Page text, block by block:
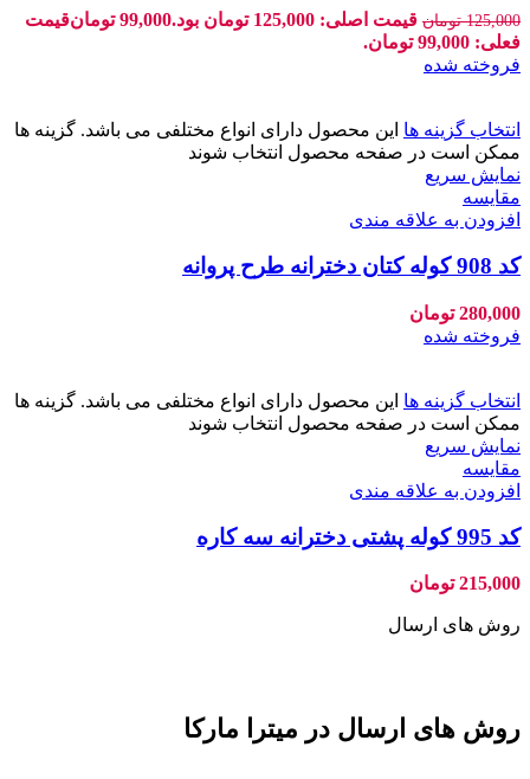
125,000 تومان قیمت اصلی: 125,000 تومان بود. 99,000 تومانقیمت
فعلی: 99,000 تومان.
فروخته شده
انتخاب گزینه ها این محصول دارای انواع مختلفی می باشد. گزینه ها
ممکن است در صفحه محصول انتخاب شوند
نمایش سریع
مقايسه
افزودن به علاقه مندی
کد 908 کوله کتان دخترانه طرح پروانه
280,000 تومان
فروخته شده
انتخاب گزینه ها این محصول دارای انواع مختلفی می باشد. گزینه ها
ممکن است در صفحه محصول انتخاب شوند
نمایش سریع
مقايسه
افزودن به علاقه مندی
کد 995 کوله پشتی دخترانه سه کاره
215,000 تومان
روش های ارسال
روش های ارسال در میترا مارکا